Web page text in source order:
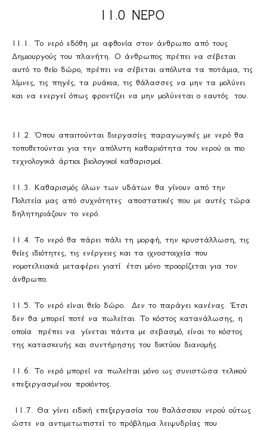
11.0 ΝΕΡΟ
11.1. Το νερό εδόθη με αφθονία στον άνθρωπο από τους
Δημιουργούς του πλανήτη. Ο άνθρωπος πρέπει να σέβεται
αυτό το θείο δώρο, πρέπει να σέβεται απόλυτα τα ποτάμια, τις
λίμνες, τις πηγές, τα ρυάκια, τις θάλασσες να μην τα μολύνει
και να ενεργεί όπως φροντίζει να μην μολύνεται ο εαυτός του.
11.2. Όπου απαιτούνται διεργασίες παραγωγικές με νερό θα
τοποθετούνται για την απόλυτη καθαριότητα του νερού οι πιο
τεχνολογικά άρτιοι βιολογικοί καθαρισμοί.
11.3. Καθαρισμός όλων των υδάτων θα γίνουν από την
Πολιτεία μας από συχνότητες αποστατικές που με αυτές τώρα
δηλητηριάζουν το νερό.
11.4. Το νερό θα πάρει πάλι τη μορφή, την κρυστάλλωση, τις
θείες ιδιότητες, τις ενέργειες και τα ιχνοστοιχεία που
νομοτελειακά μεταφέρει γιατί έτσι μόνο προορίζεται για τον
άνθρωπο.
11.5. Το νερό είναι θείο δώρο. Δεν το παράγει κανένας. Έτσι
δεν θα μπορεί ποτέ να πωλείται. Το κόστος κατανάλωσης, η
οποία πρέπει να γίνεται πάντα με σεβασμό, είναι το κόστος
της κατασκευής και συντήρησης του δικτύου διανομής.
11.6. Το νερό μπορεί να πωλείται μόνο ως συνιστώσα τελικού
επεξεργασμένου προϊόντος.
11.7. Θα γίνει ειδική επεξεργασία του θαλάσσιου νερού ούτως
ώστε να αντιμετωπιστεί το πρόβλημα λειψυδρίας που